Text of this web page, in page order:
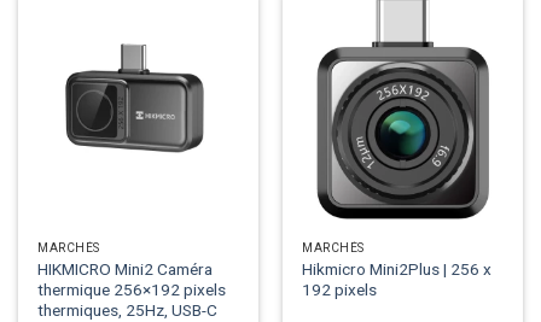
MARCHÉS
HIKMICRO Mini2 Caméra
thermique 256×192 pixels
thermiques, 25Hz, USB-C
MARCHÉS
Hikmicro Mini2Plus | 256 x
192 pixels